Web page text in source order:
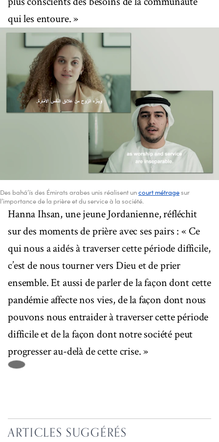
qui les entoure. »
Des bahá’ís des Émirats arabes unis réalisent uncourt métragesur
l’importance de la prière et du service à la société.
Hanna Ihsan, une jeune Jordanienne, réfléchit
sur des moments de prière avec ses pairs : « Ce
qui nous a aidés à traverser cette période difficile,
c’est de nous tourner vers Dieu et de prier
ensemble. Et aussi de parler de la façon dont cette
pandémie affecte nos vies, de la façon dont nous
pouvons nous entraider à traverser cette période
difficile et de la façon dont notre société peut
progresser au-delà de cette crise. »
ARTICLES SUGGÉRÉS